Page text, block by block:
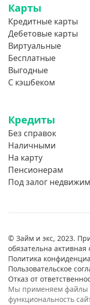
Карты
Кредитные карты
Дебетовые карты
Виртуальные
Бесплатные
Выгодные
С кэшбеком
Кредиты
Без справок
Наличными
На карту
Пенсионерам
Под залог
© Займ и экс, 2023.
обязательна
Политика
Пользовательское
Отказ от
Мы применяем файлы
функциональность